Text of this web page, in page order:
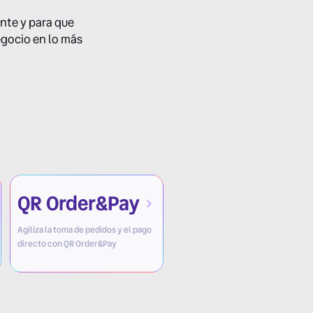
y para que
en lo más
QR Order&Pay
Agiliza la toma de pedidos y el pago
directo con QR Order&Pay